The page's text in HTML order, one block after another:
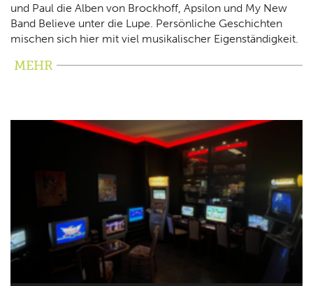
und Paul die Alben von Brockhoff, Apsilon und My New
Band Believe unter die Lupe. Persönliche Geschichten
mischen sich hier mit viel musikalischer Eigenständigkeit.
MEHR